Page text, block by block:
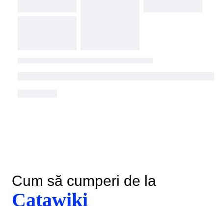
Cum să cumperi de la
Catawiki